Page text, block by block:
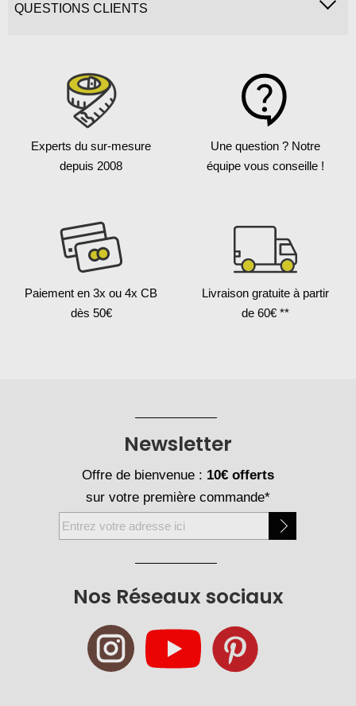
QUESTIONS CLIENTS
Experts du sur-mesure
depuis 2008
Une question ? Notre
équipe vous conseille !
Paiement en 3x ou 4x CB
dès 50€
Livraison gratuite à partir
de 60€ **
Nos Réseaux sociaux
Newsletter
Offre de bienvenue : 10€ offerts
sur votre première commande*
Inscription
à